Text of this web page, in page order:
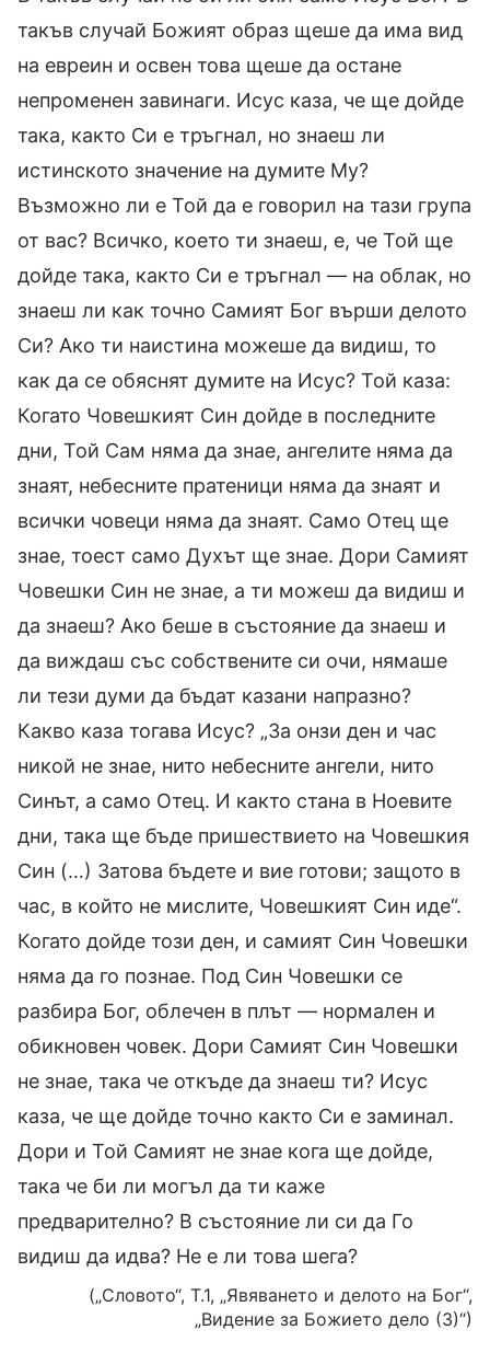
такъв случай Божият образ щеше да има вид
на евреин и освен това щеше да остане
непроменен завинаги. Исус каза, че ще дойде
така, както Си е тръгнал, но знаеш ли
истинското значение на думите Му?
Възможно ли е Той да е говорил на тази група
от вас? Всичко, което ти знаеш, е, че Той ще
дойде така, както Си е тръгнал — на облак, но
знаеш ли как точно Самият Бог върши делото
Си? Ако ти наистина можеше да видиш, то
как да се обяснят думите на Исус? Той каза:
Когато Човешкият Син дойде в последните
дни, Той Сам няма да знае, ангелите няма да
знаят, небесните пратеници няма да знаят и
всички човеци няма да знаят. Само Отец ще
знае, тоест само Духът ще знае. Дори Самият
Човешки Син не знае, а ти можеш да видиш и
да знаеш? Ако беше в състояние да знаеш и
да виждаш със собствените си очи, нямаше
ли тези думи да бъдат казани напразно?
Какво каза тогава Исус? „За онзи ден и час
никой не знае, нито небесните ангели, нито
Синът, а само Отец. И както стана в Ноевите
дни, така ще бъде пришествието на Човешкия
Син (…) Затова бъдете и вие готови; защото в
час, в който не мислите, Човешкият Син иде“.
Когато дойде този ден, и самият Син Човешки
няма да го познае. Под Син Човешки се
разбира Бог, облечен в плът — нормален и
обикновен човек. Дори Самият Син Човешки
не знае, така че откъде да знаеш ти? Исус
каза, че ще дойде точно както Си е заминал.
Дори и Той Самият не знае кога ще дойде,
така че би ли могъл да ти каже
предварително? В състояние ли си да Го
видиш да идва? Не е ли това шега?
(„Словото“, Т.1, „Явяването и делото на Бог“,
„Видение за Божието дело (3)“)